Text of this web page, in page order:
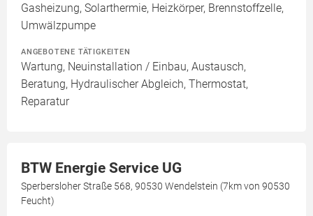
Gasheizung, Solarthermie, Heizkörper, Brennstoffzelle,
Umwälzpumpe
ANGEBOTENE TÄTIGKEITEN
Wartung, Neuinstallation / Einbau, Austausch,
Beratung, Hydraulischer Abgleich, Thermostat,
Reparatur
BTW Energie Service UG
Sperbersloher Straße 568, 90530 Wendelstein (7km von 90530
Feucht)